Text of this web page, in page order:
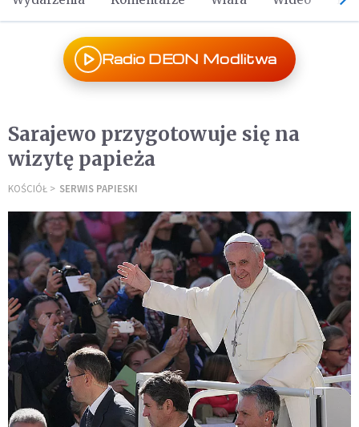
Radio DEON Modlitwa
Sarajewo przygotowuje się na
wizytę papieża
KOŚCIÓŁ SERWIS PAPIESKI